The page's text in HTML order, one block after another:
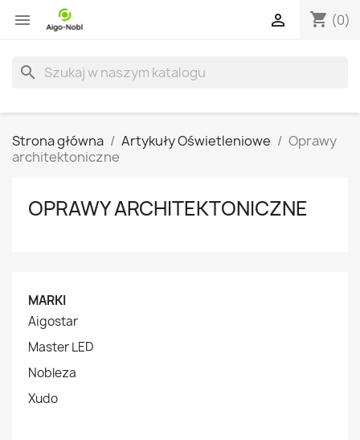
 shopping_cart (0)

search
Strona główna Artykuły Oświetleniowe
Oprawy
architektoniczne
OPRAWY ARCHITEKTONICZNE
MARKI
Aigostar
Master LED
Nobleza
Xudo